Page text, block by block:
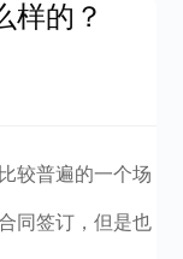
样的？
较普遍的一个场
同签订，但是也